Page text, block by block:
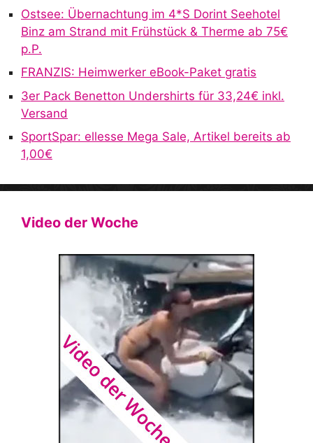
Ostsee: Übernachtung im 4*S Dorint Seehotel
Binz am Strand mit Frühstück & Therme ab 75€
p.P.
FRANZIS: Heimwerker eBook-Paket gratis
3er Pack Benetton Undershirts für 33,24€ inkl.
Versand
SportSpar: ellesse Mega Sale, Artikel bereits ab
1,00€
Video der Woche